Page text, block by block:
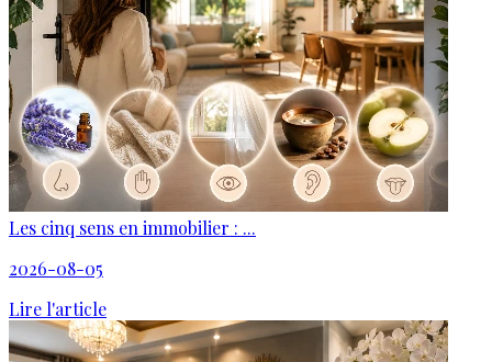
Les cinq sens en immobilier : ...
2026-08-05
Lire l'article